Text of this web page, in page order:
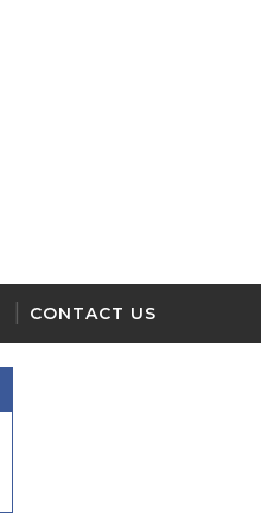
CONTACT US